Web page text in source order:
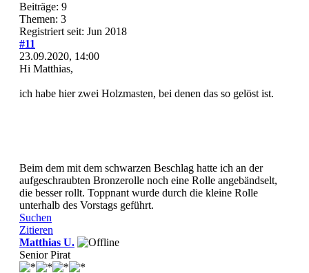
Beiträge: 9
Themen: 3
Registriert seit: Jun 2018
#11
23.09.2020, 14:00
Hi Matthias,
ich habe hier zwei Holzmasten, bei denen das so gelöst ist.
Beim dem mit dem schwarzen Beschlag hatte ich an der
aufgeschraubten Bronzerolle noch eine Rolle angebändselt,
die besser rollt. Toppnant wurde durch die kleine Rolle
unterhalb des Vorstags geführt.
Suchen
Zitieren
Matthias U.
Senior Pirat